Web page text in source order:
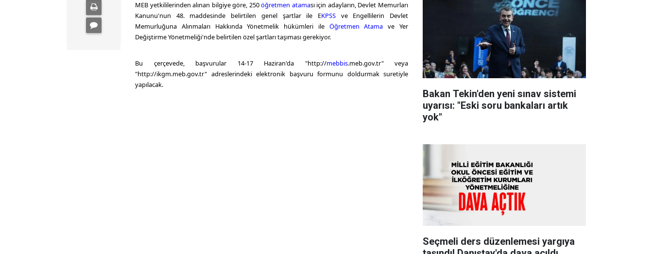
MEB yetkililerinden alınan bilgiye göre, 250öğretmen ataması için adayların, Devlet Memurları
Kanunu'nun 48. maddesinde belirtilen genel şartlar ile EKPSSve Engellilerin Devlet
Memurluğuna Alınmaları Hakkında Yönetmelik hükümleri ile Öğretmen Atama ve Yer
Değiştirme Yönetmeliği'nde belirtilen özel şartları taşıması gerekiyor.
Bu çerçevede, başvurular 14-17 Haziran'da "http://mebbis.meb.gov.tr" veya
"http://ikgm.meb.gov.tr" adreslerindeki elektronik başvuru formunu doldurmak suretiyle
yapılacak.
Bakan Tekin'den yeni sınav sistemi
uyarısı: "Eski soru bankaları artık
yok"
Seçmeli ders düzenlemesi yargıya